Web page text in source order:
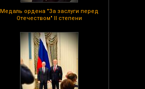
Медаль ордена "За заслуги перед
Отечеством" II степени